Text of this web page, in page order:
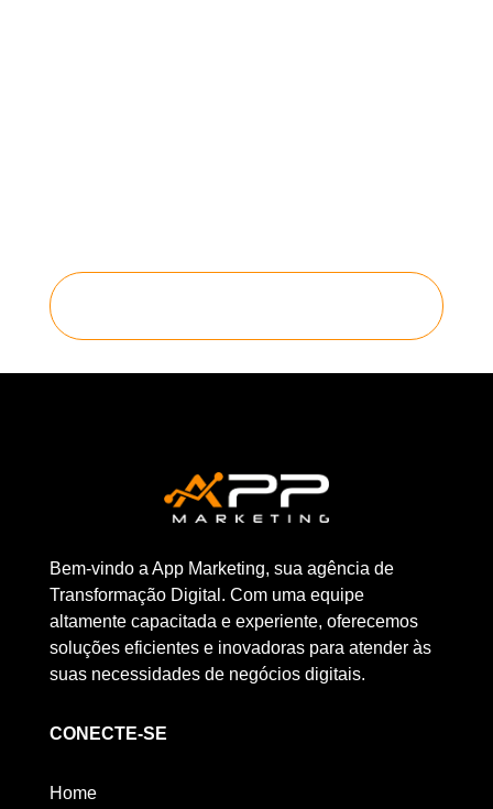
Bem-vindo a App Marketing, sua agência de
Transformação Digital. Com uma equipe
altamente capacitada e experiente, oferecemos
soluções eficientes e inovadoras para atender às
suas necessidades de negócios digitais.
CONECTE-SE
Home